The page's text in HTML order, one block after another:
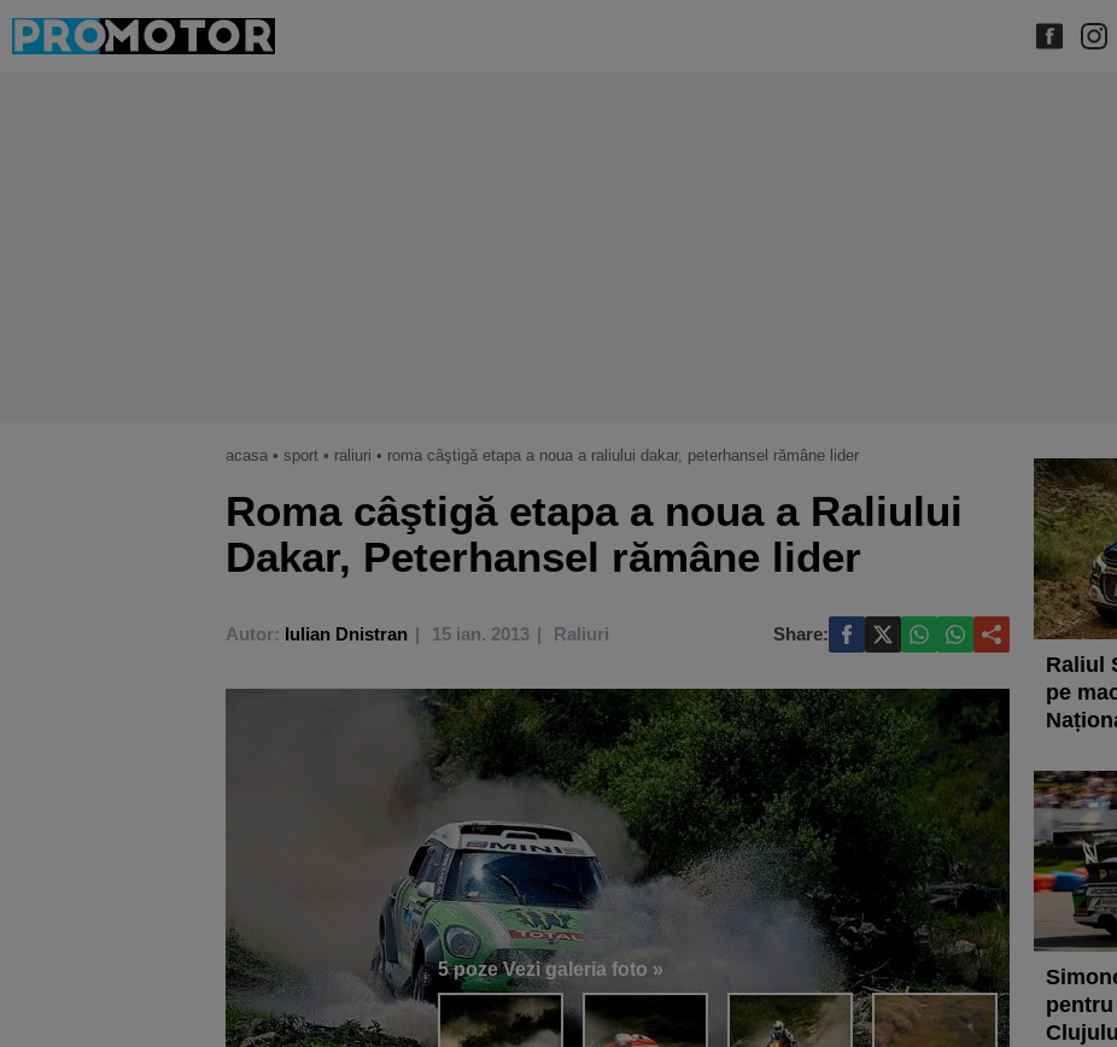
acasa • sport • raliuri • roma câştigă etapa a noua a raliului dakar, peterhansel rămâne lider
Roma câştigă etapa a noua a Raliului
Dakar, Peterhansel rămâne lider
Autor: Iulian Dnistran 15 ian. 2013 Raliuri Share:
5 pozeVezi galeria foto »
Raliul
pe
pentru